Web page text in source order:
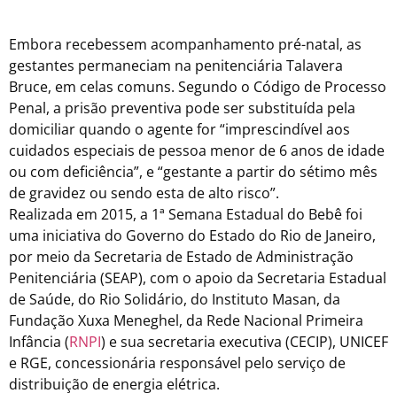
Embora recebessem acompanhamento pré-natal, as
gestantes permaneciam na penitenciária Talavera
Bruce, em celas comuns. Segundo o Código de Processo
Penal, a prisão preventiva pode ser substituída pela
domiciliar quando o agente for “imprescindível aos
cuidados especiais de pessoa menor de 6 anos de idade
ou com deficiência”, e “gestante a partir do sétimo mês
de gravidez ou sendo esta de alto risco”.
Realizada em 2015, a 1ª Semana Estadual do Bebê foi
uma iniciativa do Governo do Estado do Rio de Janeiro,
por meio da Secretaria de Estado de Administração
Penitenciária (SEAP), com o apoio da Secretaria Estadual
de Saúde, do Rio Solidário, do Instituto Masan, da
Fundação Xuxa Meneghel, da Rede Nacional Primeira
Infância (RNPI) e sua secretaria executiva (CECIP), UNICEF
e RGE, concessionária responsável pelo serviço de
distribuição de energia elétrica.